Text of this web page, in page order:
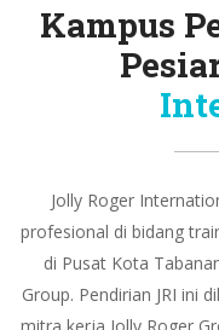
Kampus
Jolly Roger
profesional di bidang
di Pusat Kota
Group. Pendirian JRI ini